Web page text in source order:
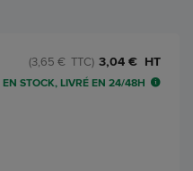
3,04 € HT
(3,65 € TTC)
EN STOCK, LIVRÉ EN 24/48H